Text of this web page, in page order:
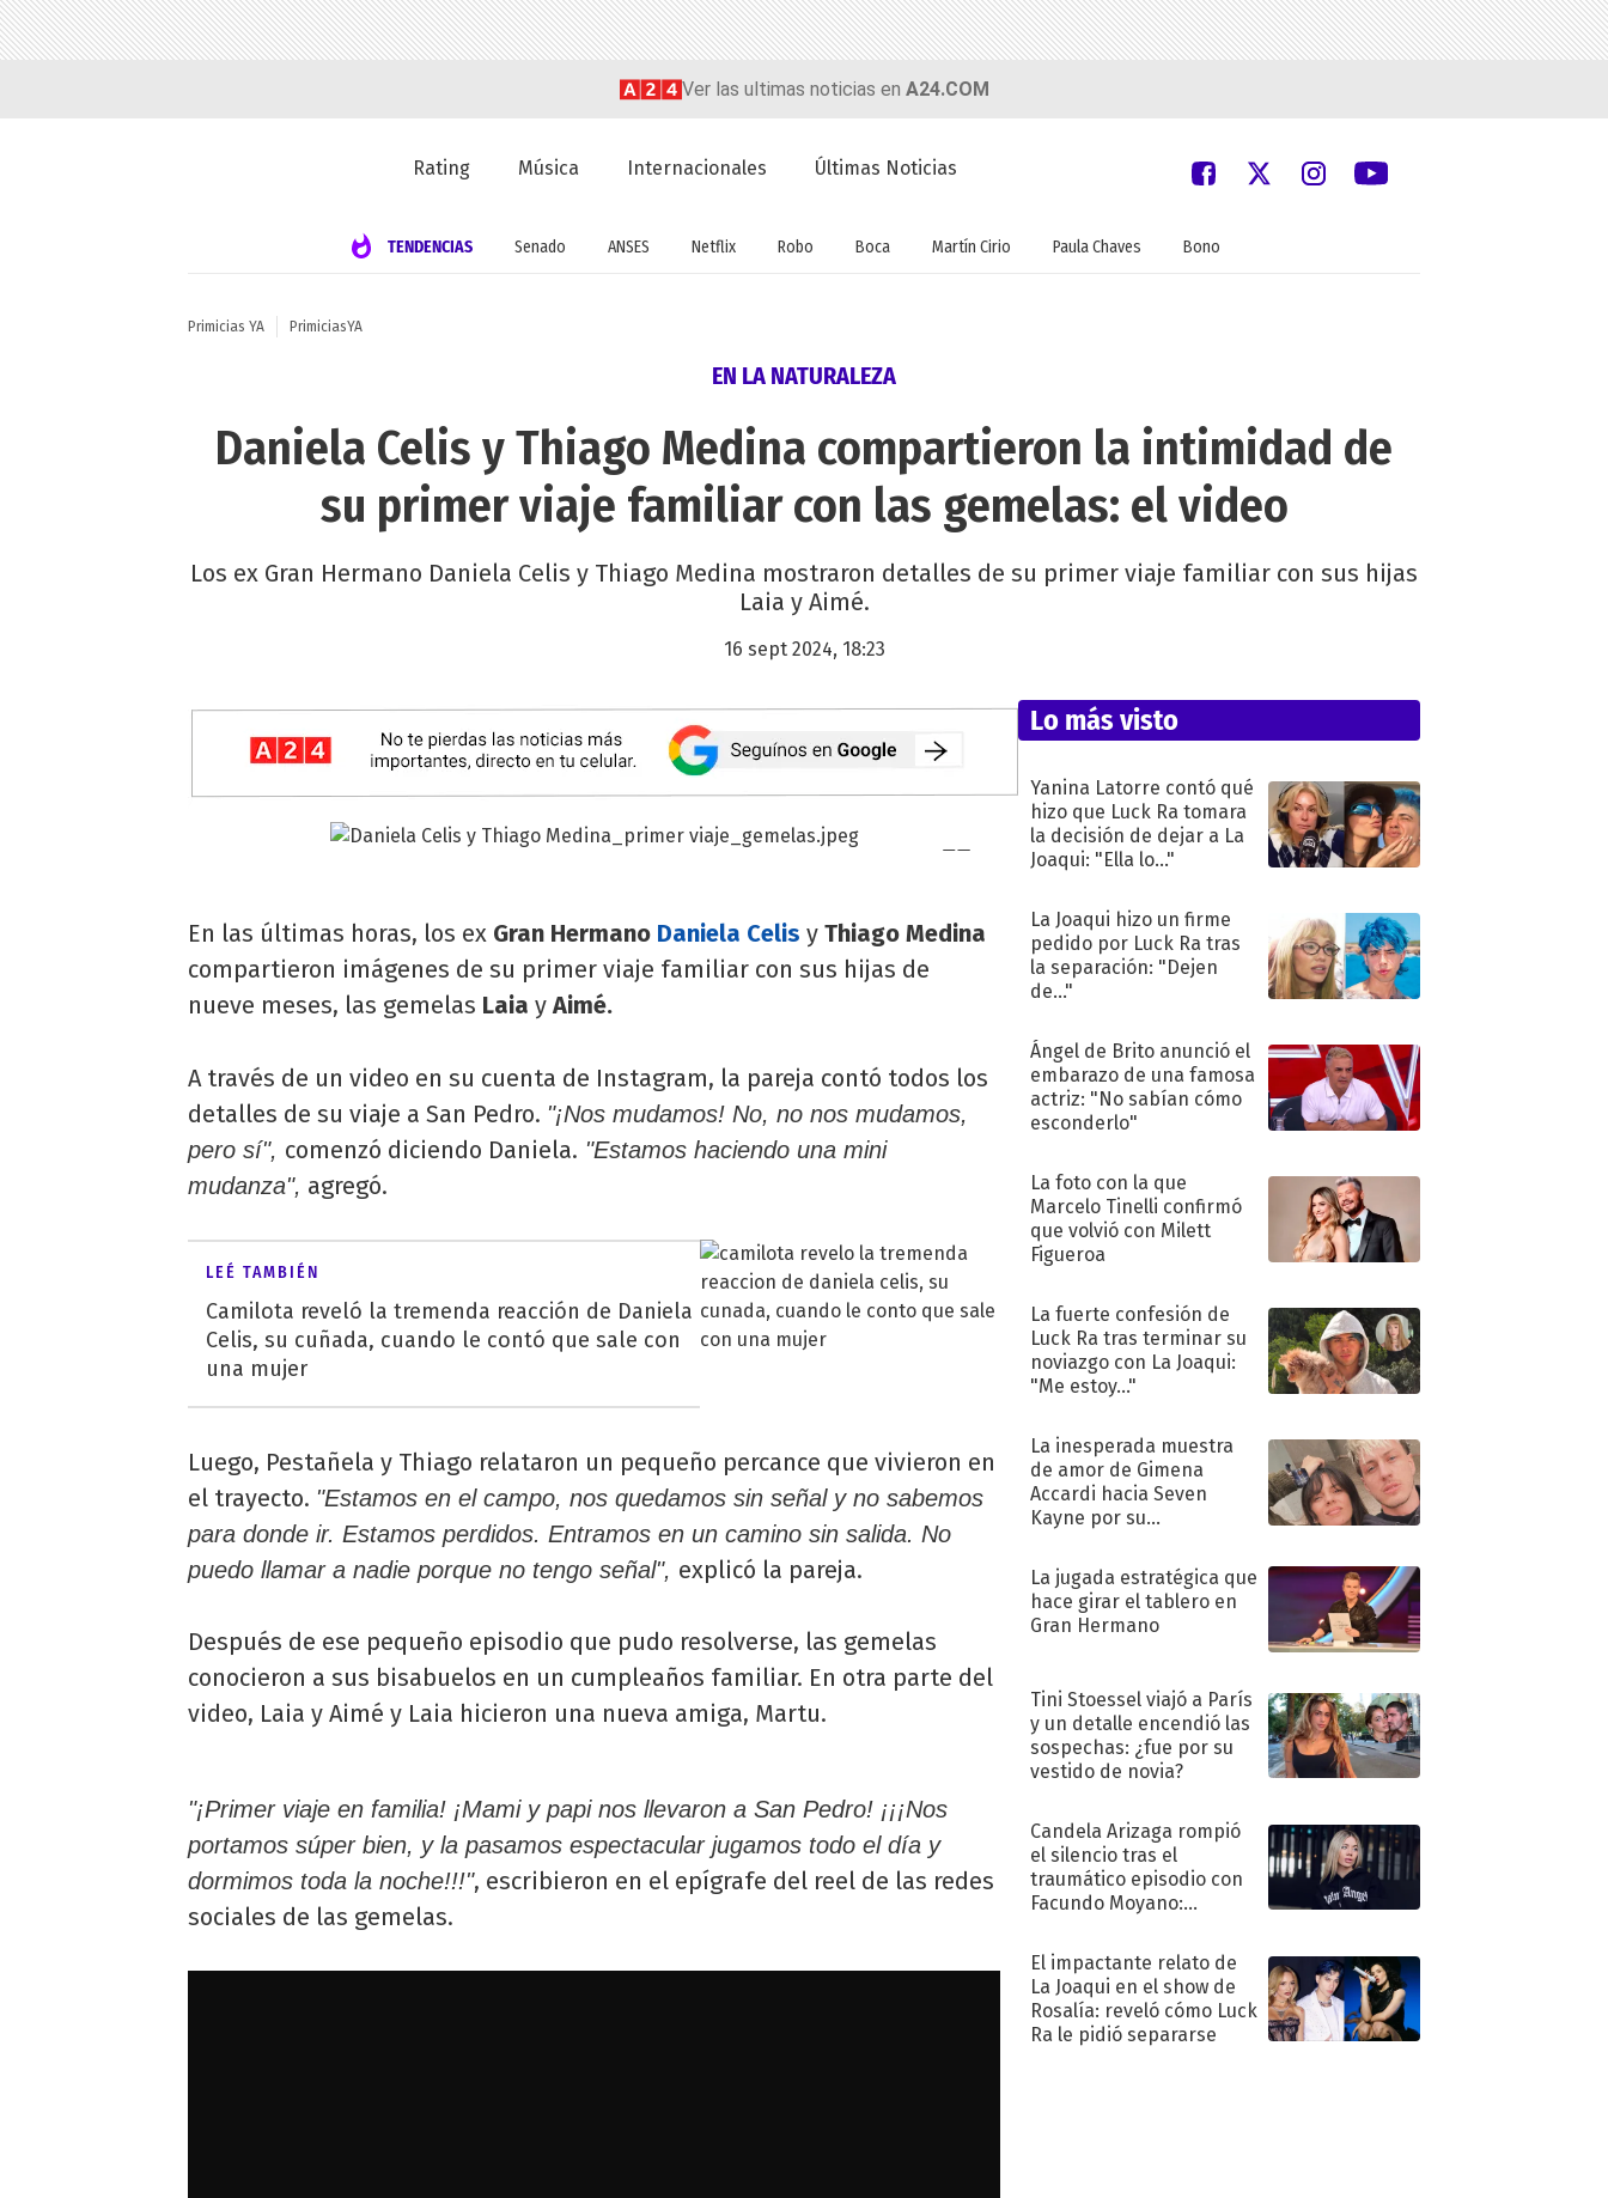
Ver las ultimas noticias en A24.COM
Rating Música Internacionales Últimas Noticias
TENDENCIAS Senado ANSES Netflix Robo Boca Martín Cirio Paula Chaves Bono
Primicias YA PrimiciasYA
EN LA NATURALEZA
Daniela Celis y Thiago Medina compartieron la intimidad de
su primer viaje familiar con las gemelas: el video
Los ex Gran Hermano Daniela Celis y Thiago Medina mostraron detalles de su primer viaje familiar con sus hijas
Laia y Aimé.
16 sept 2024, 18:23
En las últimas horas, los ex Gran Hermano Daniela Celis y Thiago Medina
compartieron imágenes de su primer viaje familiar con sus hijas de
nueve meses, las gemelas Laia yAimé.
A través de un video en su cuenta de Instagram, la pareja contó todos los
detalles de su viaje a San Pedro. "¡Nos mudamos! No, no nos mudamos,
pero sí", comenzó diciendo Daniela. "Estamos haciendo una mini
mudanza", agregó.
LEÉ TAMBIÉN
Camilota reveló la tremenda reacción de Daniela
Celis, su cuñada, cuando le contó que sale con
una mujer
Luego, Pestañela y Thiago relataron un pequeño percance que vivieron en
el trayecto. "Estamos en el campo, nos quedamos sin señal y no sabemos
para donde ir. Estamos perdidos. Entramos en un camino sin salida. No
puedo llamar a nadie porque no tengo señal", explicó la pareja.
Después de ese pequeño episodio que pudo resolverse, las gemelas
conocieron a sus bisabuelos en un cumpleaños familiar. En otra parte del
video, Laia y Aimé y Laia hicieron una nueva amiga, Martu.
"¡Primer viaje en familia! ¡Mami y papi nos llevaron a San Pedro! ¡¡¡Nos
portamos súper bien, y la pasamos espectacular jugamos todo el día y
dormimos toda la noche!!!", escribieron en el epígrafe del reel de las redes
sociales de las gemelas.
Lo más visto
Yanina Latorre contó qué
hizo que Luck Ra tomara
la decisión de dejar a La
Joaqui: "Ella lo..."
La Joaqui hizo un firme
pedido por Luck Ra tras
la separación: "Dejen
de..."
Ángel de Brito anunció el
embarazo de una famosa
actriz: "No sabían cómo
esconderlo"
La foto con la que
Marcelo Tinelli confirmó
que volvió con Milett
Figueroa
La fuerte confesión de
Luck Ra tras terminar su
noviazgo con La Joaqui:
"Me estoy..."
La inesperada muestra
de amor de Gimena
Accardi hacia Seven
Kayne por su
La jugada estratégica que
hace girar el tablero en
Gran Hermano
Tini Stoessel viajó a París
y un detalle encendió las
sospechas: ¿fue por su
vestido de novia?
Candela Arizaga rompió
el silencio tras el
traumático episodio con
Facundo Moyano:
El impactante relato de
La Joaqui en el show de
Rosalía: reveló cómo Luck
Ra le pidió separarse